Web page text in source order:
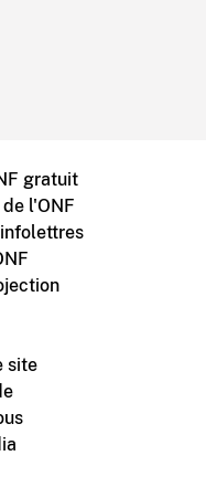
gratuit
l'ONF
site